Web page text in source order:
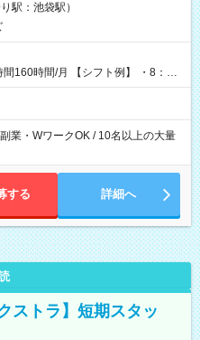
駅：池袋駅）
シフト例】 ・8：00
業・WワークOK / 10名以上の大量
する 詳細へ
ストラ】短期スタッ